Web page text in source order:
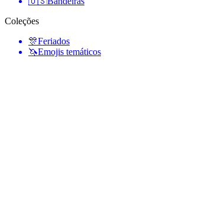
Coleções
🎊Feriados
🦄Emojis temáticos